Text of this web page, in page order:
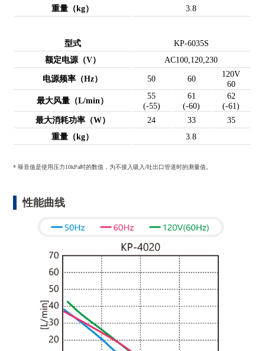
重量（kg）
3.8
型式
KP-6035S
额定电源（V）
AC100,120,230
电源频率（Hz）
50 60
120V
60
最大风量（L/min）
55
(-55)
61
(-60)
62
(-61)
最大消耗功率（W）
24 33
35
重量（kg）
3.8
* 噪音值是使用压力10kPa时的数值，为不接入吸入/吐出口管道时的测量值。
性能曲线